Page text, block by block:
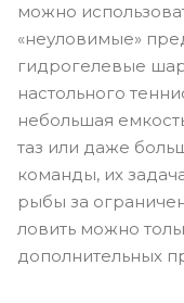
можно
«неуловимые»
гидрогелевые
настольного
небольшая
таз или даже
команды, их
рыбы за
ловить можно
дополнительных